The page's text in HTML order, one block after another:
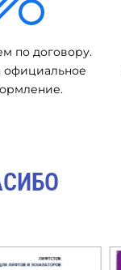
по договору.
официальное